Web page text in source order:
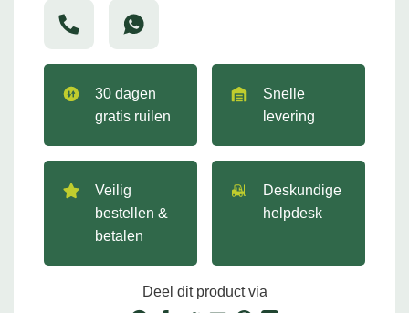
30 dagen
gratis ruilen
Snelle
levering
Veilig
bestellen &
betalen
Deskundige
helpdesk
Deel dit product via